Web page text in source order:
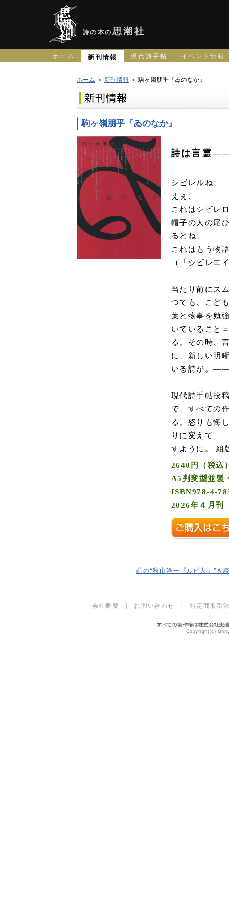
詩の本の 思潮社
ホーム 新刊情報 現代詩手帖 イベント情報
ホーム ＞ 新刊情報 ＞ 駒ヶ嶺朋乎『ゐのなか』
駒ヶ嶺朋乎『ゐのなか』
詩は言霊
シビレルね、
えぇ、
これはシビレ
帽子の人の尾
るとね、
これはもう物
（「シビレエ
当たり前にス
つでも、こど
葉と物事を勉
いていること
る。その時、
に、新しい明
いる詩が。
現代詩手帖投
で、すべての
る。怒りも悔
りに変えて――
すように。 組
2640円（税込
A5判変型並製
ISBN978-4-
2026年４月刊
前の“秋山洋一『ルビ人』”を
会社概要 お問い合わせ |特定商取引